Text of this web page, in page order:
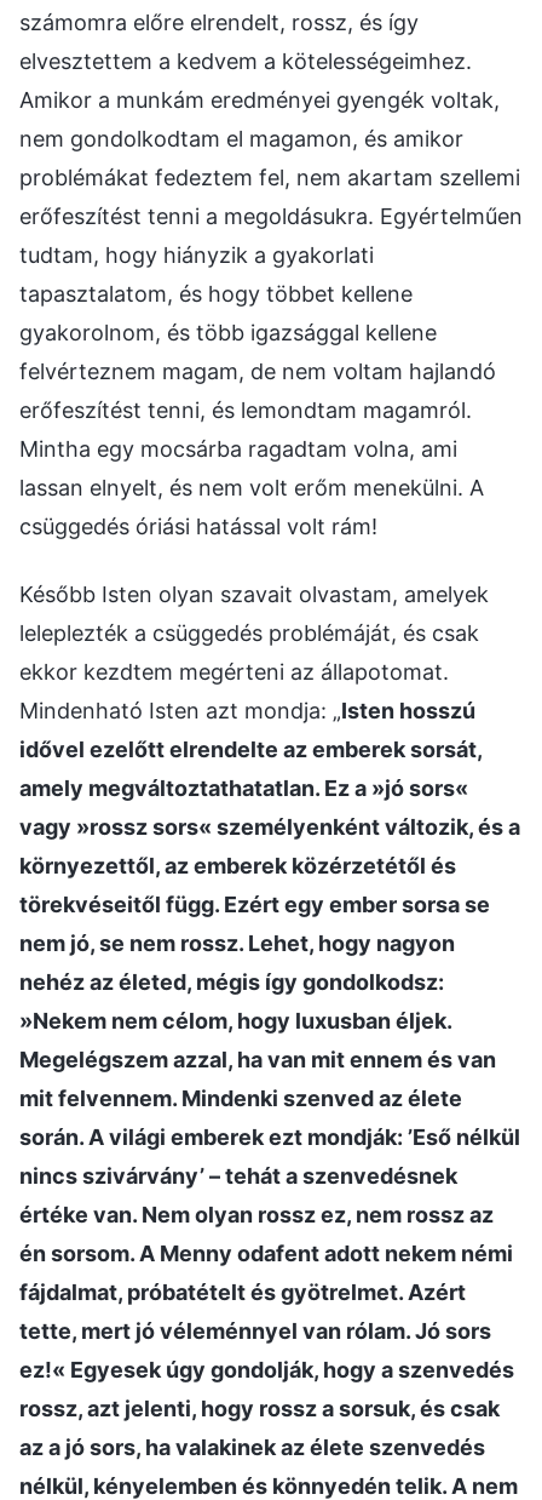
számomra előre elrendelt, rossz, és így
elvesztettem a kedvem a kötelességeimhez.
Amikor a munkám eredményei gyengék voltak,
nem gondolkodtam el magamon, és amikor
problémákat fedeztem fel, nem akartam szellemi
erőfeszítést tenni a megoldásukra. Egyértelműen
tudtam, hogy hiányzik a gyakorlati
tapasztalatom, és hogy többet kellene
gyakorolnom, és több igazsággal kellene
felvérteznem magam, de nem voltam hajlandó
erőfeszítést tenni, és lemondtam magamról.
Mintha egy mocsárba ragadtam volna, ami
lassan elnyelt, és nem volt erőm menekülni. A
csüggedés óriási hatással volt rám!
Később Isten olyan szavait olvastam, amelyek
leleplezték a csüggedés problémáját, és csak
ekkor kezdtem megérteni az állapotomat.
Mindenható Isten azt mondja: „Isten hosszú
idővel ezelőtt elrendelte az emberek sorsát,
amely megváltoztathatatlan. Ez a »jó sors«
vagy »rossz sors« személyenként változik, és a
környezettől, az emberek közérzetétől és
törekvéseitől függ. Ezért egy ember sorsa se
nem jó, se nem rossz. Lehet, hogy nagyon
nehéz az életed, mégis így gondolkodsz:
»Nekem nem célom, hogy luxusban éljek.
Megelégszem azzal, ha van mit ennem és van
mit felvennem. Mindenki szenved az élete
során. A világi emberek ezt mondják: ’Eső nélkül
nincs szivárvány’ – tehát a szenvedésnek
értéke van. Nem olyan rossz ez, nem rossz az
én sorsom. A Menny odafent adott nekem némi
fájdalmat, próbatételt és gyötrelmet. Azért
tette, mert jó véleménnyel van rólam. Jó sors
ez!« Egyesek úgy gondolják, hogy a szenvedés
rossz, azt jelenti, hogy rossz a sorsuk, és csak
az a jó sors, ha valakinek az élete szenvedés
nélkül, kényelemben és könnyedén telik. A nem